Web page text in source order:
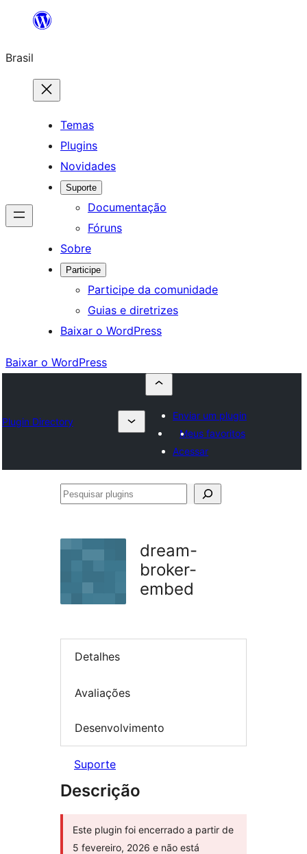
o
conteúdo
Brasil
Temas
Plugins
Novidades
Suporte
Documentação
Fóruns
Sobre
Participe
Participe da comunidade
Guias e diretrizes
Baixar o WordPress
Baixar o WordPress
Plugin Directory
Enviar um plugin
Meus favoritos
Acessar
Pesquisar
dream-
broker-
embed
Detalhes
Avaliações
Desenvolvimento
Suporte
Descrição
Este plugin foi encerrado a partir de
5 fevereiro, 2026 e não está